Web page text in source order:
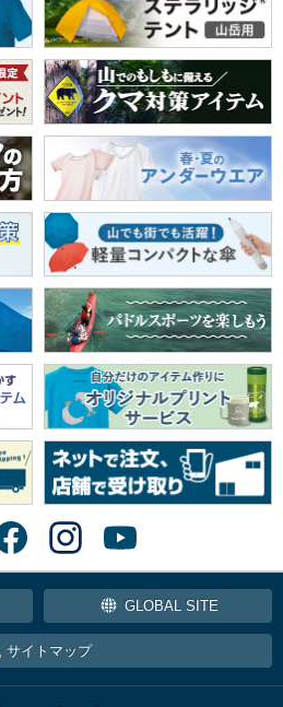
GLOBAL SITE
サイトマップ